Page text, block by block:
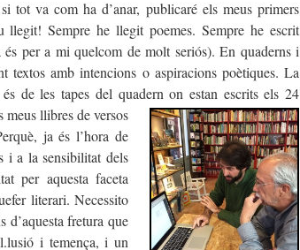
tot va com ha d’anar, publicaré els meus primers
Sempre he llegit poemes. Sempre he escrit
és per a mi quelcom de molt seriós). En quaderns i
textos amb intencions o aspiracions poètiques. La
de les tapes del quadern on estan escrits els 24
meus llibres de versos
ja és l’hora de
i a la sensibilitat dels
per aquesta faceta
literari. Necessito
d’aquesta fretura que
i temença, i un